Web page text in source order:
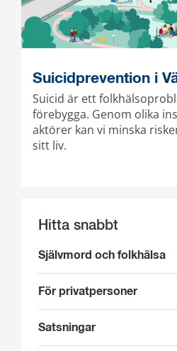
Suicidprevention i
Suicid är ett
förebygga. Genom olika
aktörer kan vi minska
sitt liv.
Hitta snabbt
Självmord och folkhälsa
För privatpersoner
Satsningar